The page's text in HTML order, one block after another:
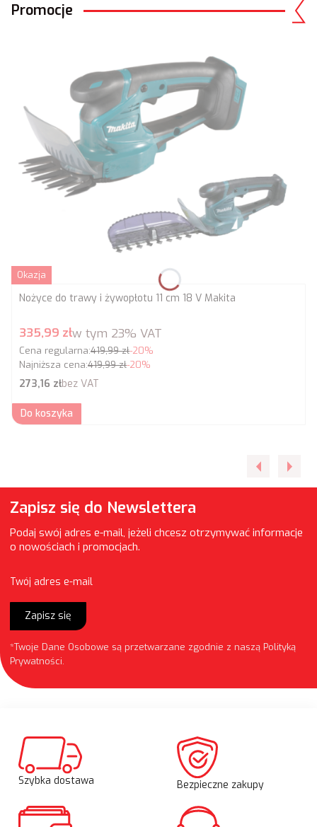
Promocje
Okazja
Nożyce do trawy i żywopłotu 11 cm 18 V Makita
Cena promocyjna brutto
335,99 złw tym 23% VAT
Cena regularna:419,99 zł-20%
Najniższa cena:419,99 zł-20%
Cena netto
273,16 złbez VAT
Do koszyka
Zapisz się do Newslettera
Podaj swój adres e-mail, jeżeli chcesz otrzymywać informacje
o nowościach i promocjach.
Twój adres e-mail
Zapisz się
*Twoje Dane Osobowe są przetwarzane zgodnie z naszą Polityką
Prywatności.
Szybka dostawa Bezpieczne zakupy